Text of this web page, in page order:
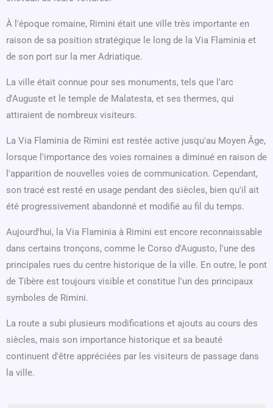
À l'époque romaine, Rimini était une ville très importante en
raison de sa position stratégique le long de la Via Flaminia et
de son port sur la mer Adriatique.
La ville était connue pour ses monuments, tels que l'arc
d'Auguste et le temple de Malatesta, et ses thermes, qui
attiraient de nombreux visiteurs.
La Via Flaminia de Rimini est restée active jusqu'au Moyen Âge,
lorsque l'importance des voies romaines a diminué en raison de
l'apparition de nouvelles voies de communication. Cependant,
son tracé est resté en usage pendant des siècles, bien qu'il ait
été progressivement abandonné et modifié au fil du temps.
Aujourd'hui, la Via Flaminia à Rimini est encore reconnaissable
dans certains tronçons, comme le Corso d'Augusto, l'une des
principales rues du centre historique de la ville. En outre, le pont
de Tibère est toujours visible et constitue l'un des principaux
symboles de Rimini.
La route a subi plusieurs modifications et ajouts au cours des
siècles, mais son importance historique et sa beauté
continuent d'être appréciées par les visiteurs de passage dans
la ville.